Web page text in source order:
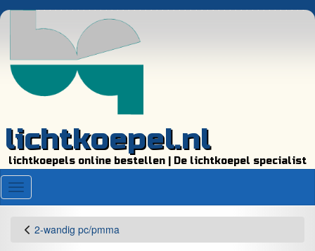
lichtkoepel.nl
lichtkoepels online bestellen | De lichtkoepel specialist
Menu
2-wandig pc/pmma